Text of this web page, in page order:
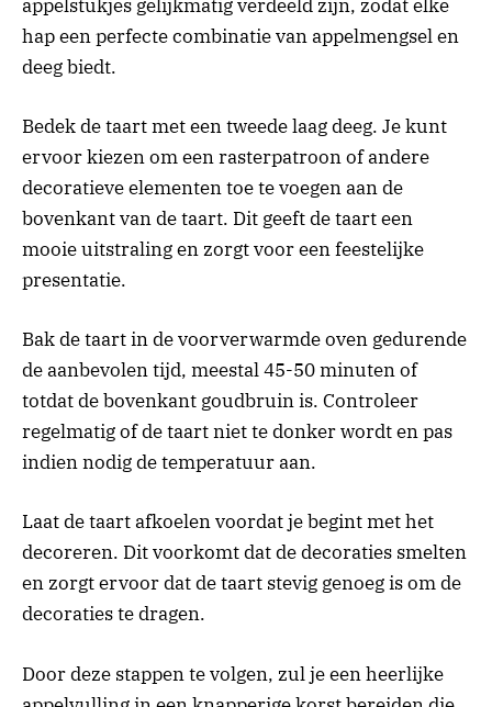
appelstukjes gelijkmatig verdeeld zijn, zodat elke
hap een perfecte combinatie van appelmengsel en
deeg biedt.
Bedek de taart met een tweede laag deeg. Je kunt
ervoor kiezen om een rasterpatroon of andere
decoratieve elementen toe te voegen aan de
bovenkant van de taart. Dit geeft de taart een
mooie uitstraling en zorgt voor een feestelijke
presentatie.
Bak de taart in de voorverwarmde oven gedurende
de aanbevolen tijd, meestal 45-50 minuten of
totdat de bovenkant goudbruin is. Controleer
regelmatig of de taart niet te donker wordt en pas
indien nodig de temperatuur aan.
Laat de taart afkoelen voordat je begint met het
decoreren. Dit voorkomt dat de decoraties smelten
en zorgt ervoor dat de taart stevig genoeg is om de
decoraties te dragen.
Door deze stappen te volgen, zul je een heerlijke